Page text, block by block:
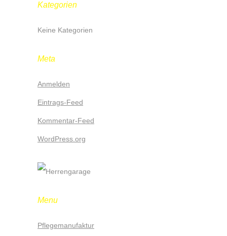
Kategorien
Keine Kategorien
Meta
Anmelden
Eintrags-Feed
Kommentar-Feed
WordPress.org
Menu
Pflegemanufaktur